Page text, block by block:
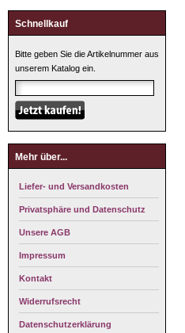
Schnellkauf
Bitte geben Sie die Artikelnummer aus
unserem Katalog ein.
Mehr über...
Liefer- und Versandkosten
Privatsphäre und Datenschutz
Unsere AGB
Impressum
Kontakt
Widerrufsrecht
Datenschutzerklärung